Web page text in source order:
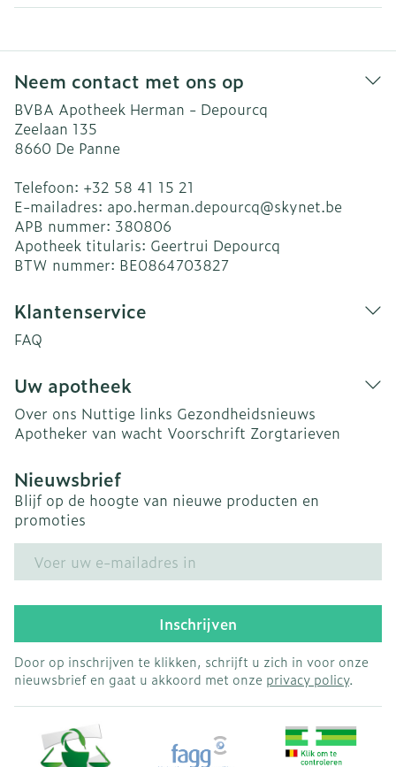
Neem contact met ons op
BVBA Apotheek Herman - Depourcq
Zeelaan 135
8660 De Panne
Telefoon: +32 58 41 15 21
E-mailadres: apo.herman.depourcq@skynet.be
APB nummer: 380806
Apotheek titularis: Geertrui Depourcq
BTW nummer: BE0864703827
Klantenservice
FAQ
Uw apotheek
Over ons Nuttige links Gezondheidsnieuws
Apotheker van wacht Voorschrift Zorgtarieven
Nieuwsbrief
Blijf op de hoogte van nieuwe producten en
promoties
Inschrijven
Door op inschrijven te klikken, schrijft u zich in voor onze
nieuwsbrief en gaat u akkoord met onze privacy policy.